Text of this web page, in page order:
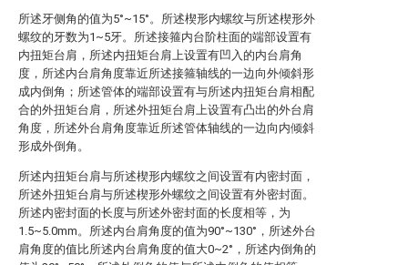
所述牙侧角的值为5°~15°。所述楔形内螺纹与所述楔形外
螺纹的牙数为1~5牙。所述接箍内台阶柱面的端部设置有
内扭矩台肩，所述内扭矩台肩上设置有凹入的内台肩角
度，所述内台肩角度靠近所述接箍轴线的一边向外倾斜形
成内倒角；所述管体的端部设置有与所述内扭矩台肩相配
合的外扭矩台肩，所述外扭矩台肩上设置有凸出的外台肩
角度，所述外台肩角度靠近所述管体轴线的一边向内倾斜
形成外倒角。
所述内扭矩台肩与所述楔形内螺纹之间设置有内密封面，
所述外扭矩台肩与所述楔形外螺纹之间设置有外密封面。
所述内密封面的长度与所述外密封面的长度相等，为
1.5~5.0mm。所述内台肩角度的值为90°~130°，所述外台
肩角度的值比所述内台肩角度的值大0~2°，所述内倒角的